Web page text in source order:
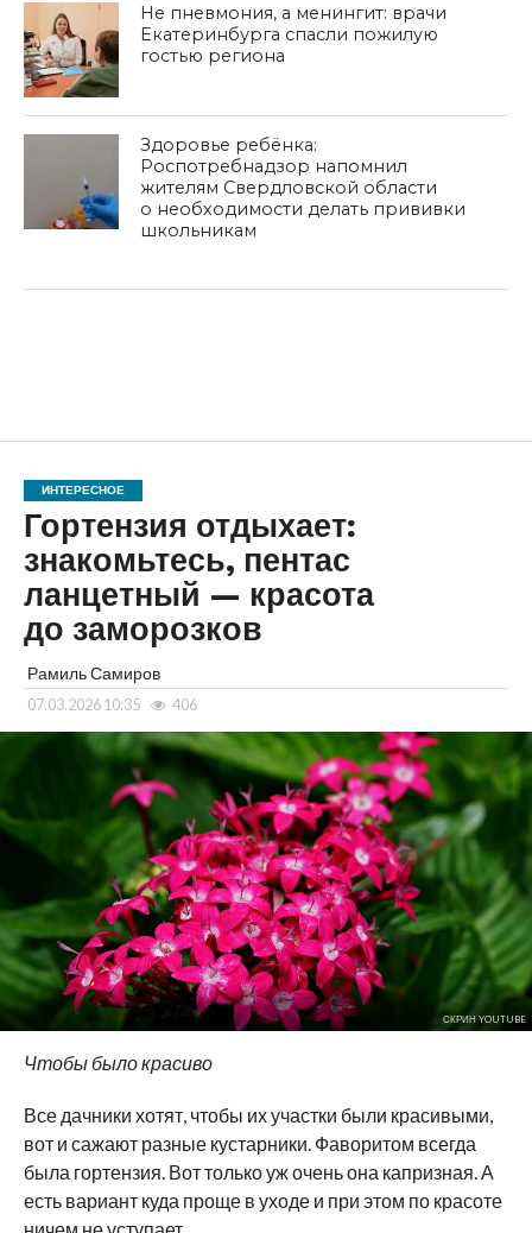
Не пневмония, а менингит: врачи
Екатеринбурга спасли пожилую
гостью региона
Здоровье ребёнка:
Роспотребнадзор напомнил
жителям Свердловской области
о необходимости делать прививки
школьникам
ИНТЕРЕСНОЕ
Гортензия отдыхает:
знакомьтесь, пентас
ланцетный — красота
до заморозков
Рамиль Самиров
07.03.2026 10:35 406
СКРИН YOUTUBE
Чтобы было красиво
Все дачники хотят, чтобы их участки были красивыми,
вот и сажают разные кустарники. Фаворитом всегда
была гортензия. Вот только уж очень она капризная. А
есть вариант куда проще в уходе и при этом по красоте
ничем не уступает.